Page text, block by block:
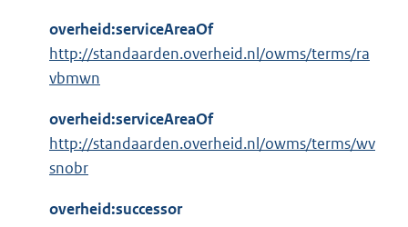
overheid:serviceAreaOf
http://standaarden.overheid.nl/owms/terms/ra
vbmwn
overheid:serviceAreaOf
http://standaarden.overheid.nl/owms/terms/wv
snobr
overheid:successor